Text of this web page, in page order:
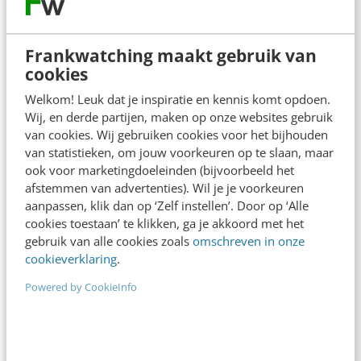
Frankwatching maakt gebruik van
cookies
Welkom! Leuk dat je inspiratie en kennis komt opdoen.
Wij, en derde partijen, maken op onze websites gebruik
van cookies. Wij gebruiken cookies voor het bijhouden
van statistieken, om jouw voorkeuren op te slaan, maar
ook voor marketingdoeleinden (bijvoorbeeld het
afstemmen van advertenties). Wil je je voorkeuren
aanpassen, klik dan op ‘Zelf instellen’. Door op ‘Alle
cookies toestaan’ te klikken, ga je akkoord met het
gebruik van alle cookies zoals omschreven in onze
cookieverklaring.
Powered by CookieInfo
ONLINE CURSUS
Succes op Instagram met de
juiste strategie
1 uur
ONLINE CURSUS
Content op Instagram
1 uur 79,-
Opvallen op social media